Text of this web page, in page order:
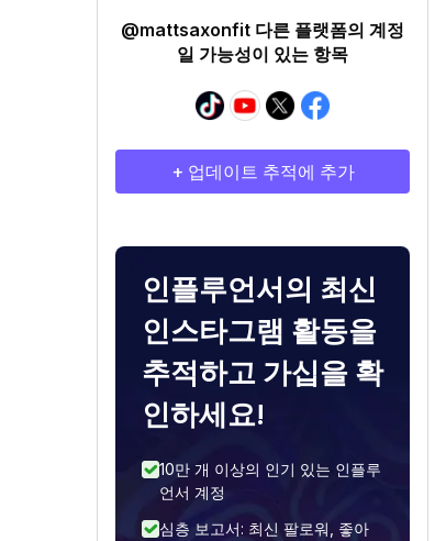
@mattsaxonfit 다른 플랫폼의 계정
일 가능성이 있는 항목
+ 업데이트 추적에 추가
인플루언서의 최신
인스타그램 활동을
추적하고 가십을 확
인하세요!
10만 개 이상의 인기 있는 인플루
언서 계정
심층 보고서: 최신 팔로워, 좋아